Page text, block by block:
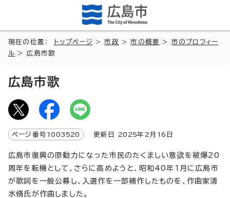
現在の位置： トップページ >市政 >市の概要 > 市のプロフィー
ル > 広島市歌
広島市歌
ページ番号 1003520 更新日 2025年2月 16 日
広島市復興の原動力になった市民のたくましい意欲を被爆20
周年を転機として、さらに高めようと、昭和40年1月に広島市
が歌詞を一般公募し、入選作を一部補作したものを、作曲家清
水脩氏が作曲しました。